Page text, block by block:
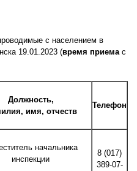
с населением в
19.01.2023 (время приема с
Должность,
имя, отчеств
Телефон
начальника
инспекции
8 (017)
389-07-